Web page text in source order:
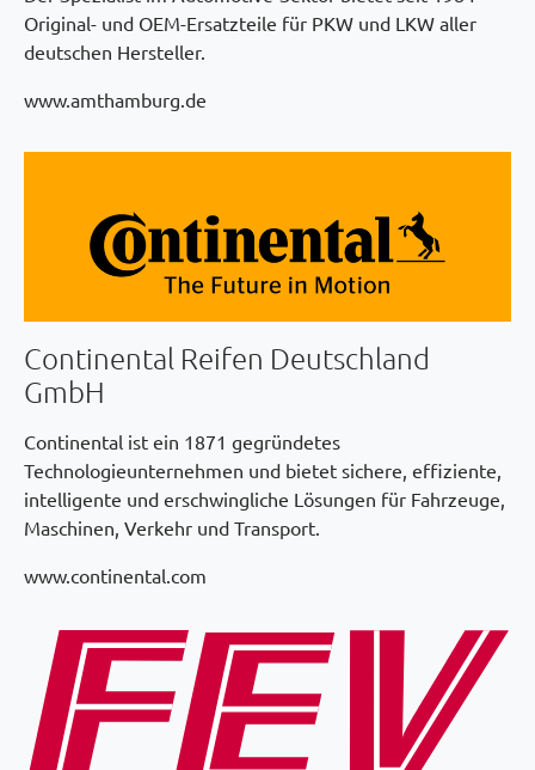
Original- und OEM-Ersatzteile für PKW und LKW aller
deutschen Hersteller.
www.amthamburg.de
Continental Reifen Deutschland
GmbH
Continental ist ein 1871 gegründetes
Technologieunternehmen und bietet sichere, effiziente,
intelligente und erschwingliche Lösungen für Fahrzeuge,
Maschinen, Verkehr und Transport.
www.continental.com